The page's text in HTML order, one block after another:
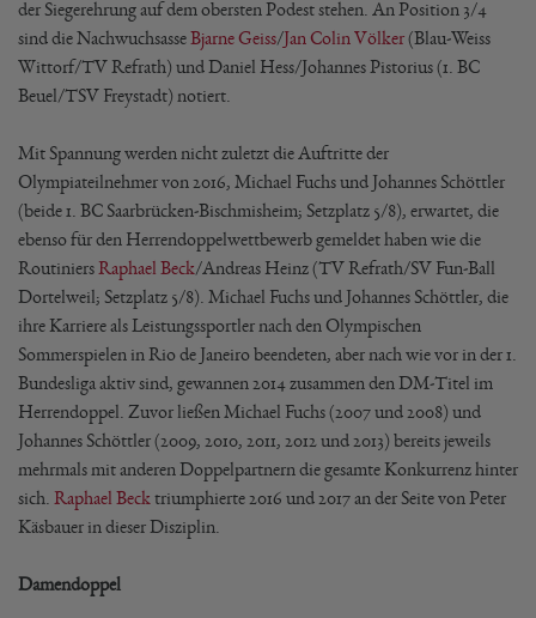
der Siegerehrung auf dem obersten Podest stehen. An Position 3/4
sind die NachwuchsasseBjarne Geiss/Jan Colin Völker(Blau-Weiss
Wittorf/TV Refrath) und Daniel Hess/Johannes Pistorius (1. BC
Beuel/TSV Freystadt) notiert.
Mit Spannung werden nicht zuletzt die Auftritte der
Olympiateilnehmer von 2016, Michael Fuchs und Johannes Schöttler
(beide 1. BC Saarbrücken-Bischmisheim; Setzplatz 5/8), erwartet, die
ebenso für den Herrendoppelwettbewerb gemeldet haben wie die
Routiniers Raphael Beck/Andreas Heinz (TV Refrath/SV Fun-Ball
Dortelweil; Setzplatz 5/8). Michael Fuchs und Johannes Schöttler, die
ihre Karriere als Leistungssportler nach den Olympischen
Sommerspielen in Rio de Janeiro beendeten, aber nach wie vor in der 1.
Bundesliga aktiv sind, gewannen 2014 zusammen den DM-Titel im
Herrendoppel. Zuvor ließen Michael Fuchs (2007 und 2008) und
Johannes Schöttler (2009, 2010, 2011, 2012 und 2013) bereits jeweils
mehrmals mit anderen Doppelpartnern die gesamte Konkurrenz hinter
sich. Raphael Beck triumphierte 2016 und 2017 an der Seite von Peter
Käsbauer in dieser Disziplin.
Damendoppel